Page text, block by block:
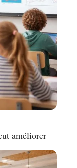
améliorer